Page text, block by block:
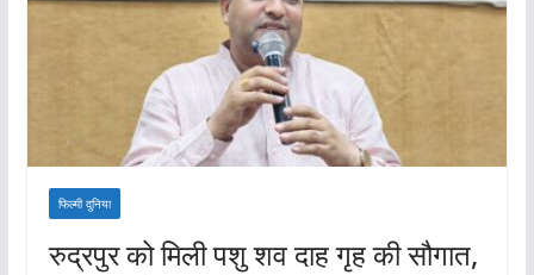
फिल्मी दुनिया
रुद्रपुर को मिली पशु शव दाह गृह की सौगात,